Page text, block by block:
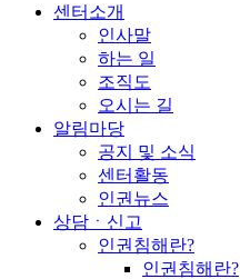
센터소개
인사말
하는 일
조직도
오시는 길
알림마당
공지 및 소식
센터활동
인권뉴스
상담ㆍ신고
인권침해란?
인권침해란?